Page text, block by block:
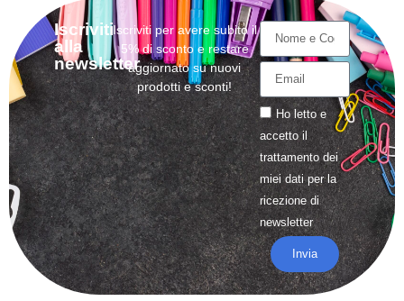
Iscriviti
alla
newsletter
Iscriviti per avere subito il
5% di sconto e restare
aggiornato su nuovi
prodotti e sconti!
Ho letto e
accetto il
trattamentodei
miei dati per la
ricezione di
newsletter
Invia